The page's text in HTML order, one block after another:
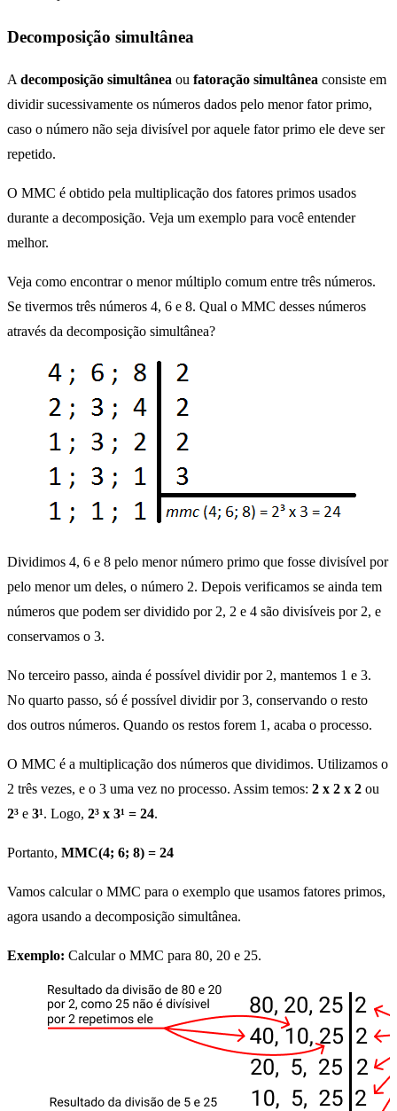
Decomposição simultânea
Adecomposição simultânea ou fatoração simultânea consiste em
dividir sucessivamente os números dados pelo menor fator primo,
caso o número não seja divisível por aquele fator primo ele deve ser
repetido.
O MMC é obtido pela multiplicação dos fatores primos usados
durante a decomposição. Veja um exemplo para você entender
melhor.
Veja como encontrar o menor múltiplo comum entre três números.
Se tivermos três números 4, 6 e 8. Qual o MMC desses números
através da decomposição simultânea?
Dividimos 4, 6 e 8 pelo menor número primo que fosse divisível por
pelo menor um deles, o número 2. Depois verificamos se ainda tem
números que podem ser dividido por 2, 2 e 4 são divisíveis por 2, e
conservamos o 3.
No terceiro passo, ainda é possível dividir por 2, mantemos 1 e 3.
No quarto passo, só é possível dividir por 3, conservando o resto
dos outros números. Quando os restos forem 1, acaba o processo.
O MMC é a multiplicação dos números que dividimos. Utilizamos o
2 três vezes, e o 3 uma vez no processo. Assim temos: 2 x 2 x 2 ou
2³ e 3¹. Logo, 2³ x 3¹ = 24.
Portanto, MMC(4; 6; 8) = 24
Vamos calcular o MMC para o exemplo que usamos fatores primos,
agora usando a decomposição simultânea.
Exemplo: Calcular o MMC para 80, 20 e 25.